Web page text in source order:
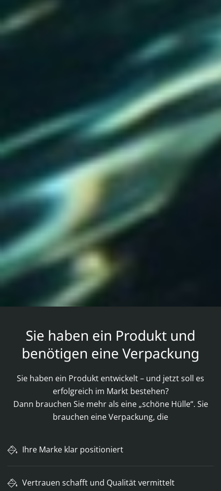
Sie haben ein Produkt und
benötigen eine Verpackung
Sie haben ein Produkt entwickelt – und jetzt soll es
erfolgreich im Markt bestehen?
Dann brauchen Sie mehr als eine „schöne Hülle“. Sie
brauchen eine Verpackung, die
Ihre Marke klar positioniert
Vertrauen schafft und Qualität vermittelt